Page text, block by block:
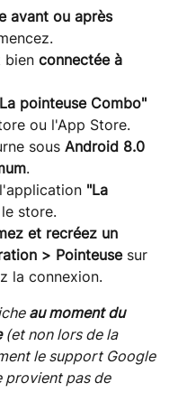
avant ou après
bien connectée à
pointeuse Combo"
ou l'App Store.
sous Android 8.0
.
l'application "La
store.
et recréez un
> Pointeuse sur
la connexion.
au moment du
(et non lors de la
le support Google
provient pas de